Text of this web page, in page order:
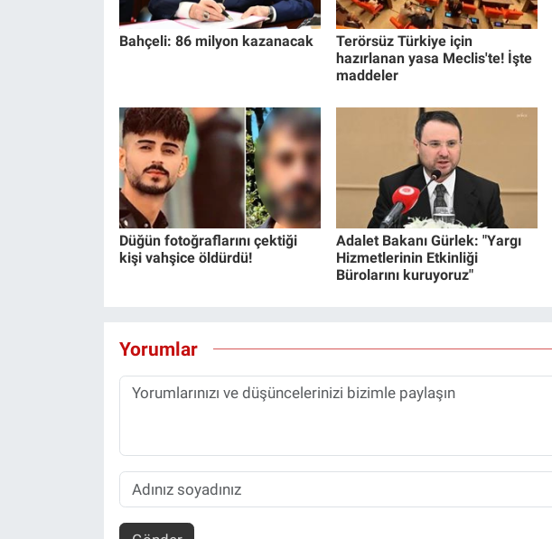
Bahçeli: 86 milyon kazanacak
Terörsüz Türkiye için
hazırlanan yasa Meclis'te! İşte
maddeler
Düğün fotoğraflarını çektiği
kişi vahşice öldürdü!
Adalet Bakanı Gürlek: "Yargı
Hizmetlerinin Etkinliği
Bürolarını kuruyoruz"
Yorumlar